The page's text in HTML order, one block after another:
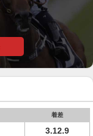
着差
3.12.9